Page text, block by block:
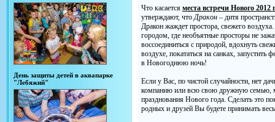
День защиты детей в аквапарке
"Лебяжий"
Что касается места встречи Нового 2012
утверждают, чтоДракон – дитя
Дракон жаждет простора, свежего
городом, где необъятные просторы не
воссоединиться с природой, вдохнуть
воздухе, покататься на санках,
в Новогоднюю ночь!
Если у Вас, по чистой случайности, нет
компанию или всю свою дружную
празднования Нового года. Сделать это
родных и друзей Вы будете принимать